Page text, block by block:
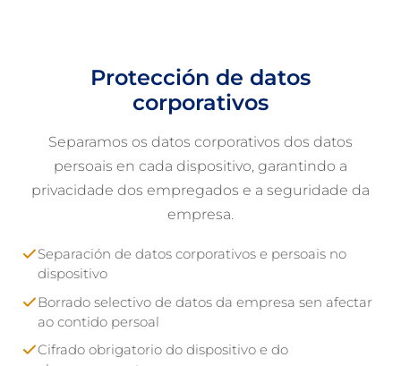
Protección de datos
corporativos
Separamos os datos corporativos dos datos
persoais en cada dispositivo, garantindo a
privacidade dos empregados e a seguridade da
empresa.
Separación de datos corporativos e persoais no
dispositivo
Borrado selectivo de datos da empresa sen afectar
ao contido persoal
Cifrado obrigatorio do dispositivo e do